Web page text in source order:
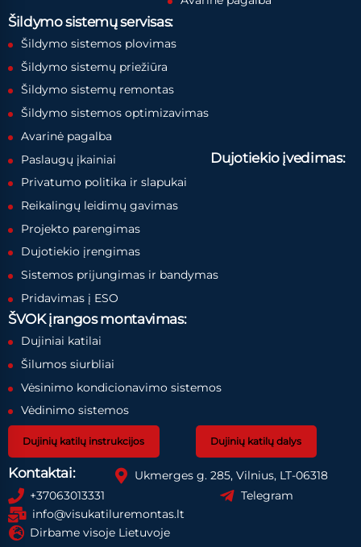
Šildymo sistemų servisas:
Šildymo sistemos plovimas
Šildymo sistemų priežiūra
Šildymo sistemų remontas
Šildymo sistemos optimizavimas
Avarinė pagalba
Paslaugų įkainiai
Privatumo politika ir slapukai
Dujotiekio įvedimas:
Reikalingų leidimų gavimas
Projekto parengimas
Dujotiekio įrengimas
Sistemos prijungimas ir bandymas
Pridavimas į ESO
ŠVOK įrangos montavimas:
Dujiniai katilai
Šilumos siurbliai
Vėsinimo kondicionavimo sistemos
Vėdinimo sistemos
Dujinių katilų instrukcijos Dujinių katilų dalys
Kontaktai:
Ukmerges g. 285, Vilnius, LT-06318
+37063013331
Telegram
info@visukatiluremontas.lt
Dirbame visoje Lietuvoje